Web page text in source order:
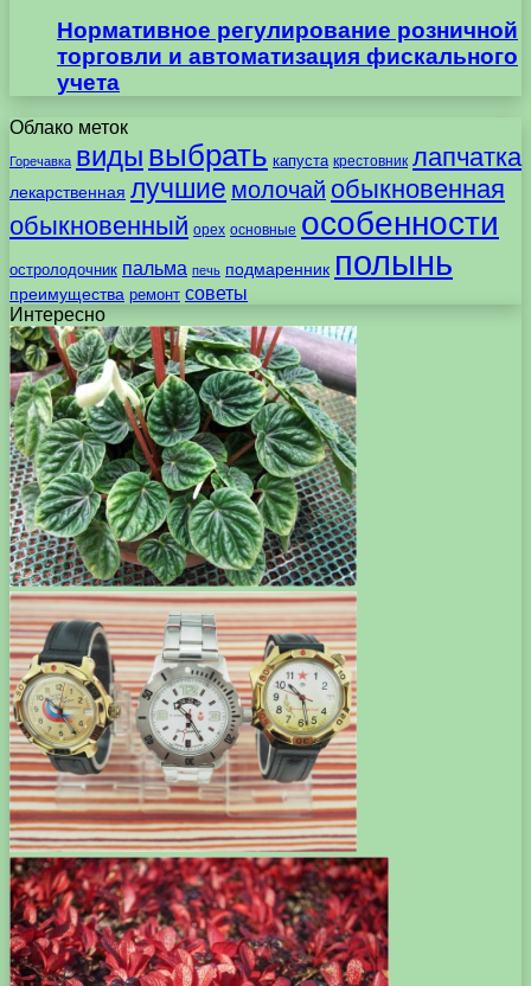
Нормативное регулирование розничной
торговли и автоматизация фискального
учета
Облако меток
Горечавка виды выбрать капуста крестовник лапчатка
лекарственная лучшие молочай обыкновенная
обыкновенный орех основные особенности
остролодочник пальма печь подмаренник полынь
преимущества ремонт советы
Интересно